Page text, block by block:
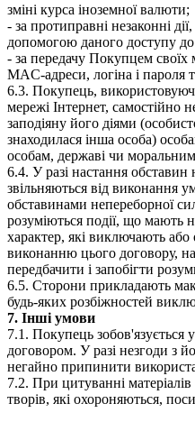
зміні курса іноземної валюти;
- за протиправні незаконні
допомогою даного доступу до
- за передачу Покупцем своїх
MAC-адреси, логіна і пароля
6.3. Покупець,
мережі Інтернет, самостійно
заподіяну його діями
знаходилася інша особа)
особам, державі чи
6.4. У разі настання
звільняються від виконання
обставинами непереборної
розуміються події, що мають
характер, які виключають
виконанню цього договору,
передбачити і запобігти
6.5. Сторони прикладають
будь-яких розбіжностей
7. Інші умови
7.1. Покупець
договором. У разі незгоди з
негайно припинити
7.2. При цитуванні
творів, які охороняються,